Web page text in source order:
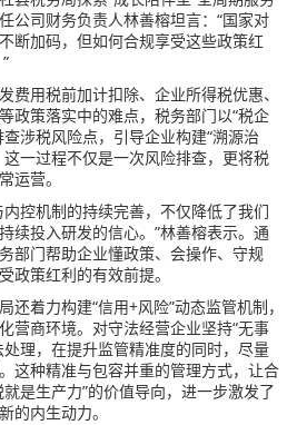
公司财务负责人林善榕坦言：“国家对
断加码，但如何合规享受这些政策红
费用税前加计扣除、企业所得税优惠、
政策落实中的难点，税务部门以“税企
涉税风险点，引导企业构建“溯源治
一过程不仅是一次风险排查，更将税
运营。
控机制的持续完善，不仅降低了我们
续投入研发的信心。”林善榕表示。通
部门帮助企业懂政策、会操作、守规
政策红利的有效前提。
还着力构建“信用+风险”动态监管机制，
营商环境。对守法经营企业坚持“无事
理，在提升监管精准度的同时，尽量
这种精准与包容并重的管理方式，让合
是生产力”的价值导向，进一步激发了
的内生动力。